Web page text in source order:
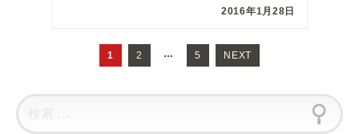
2016年1月28日
1
ペ
ー
2 …
ペ
ー
5 NEXT